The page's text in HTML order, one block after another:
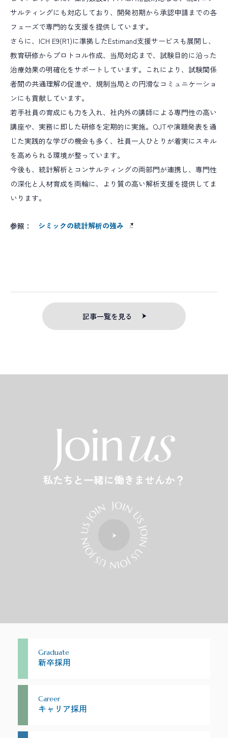
サルティングにも対応しており、開発初期から承認申請までの各
フェーズで専門的な支援を提供しています。
さらに、ICH E9(R1)に準拠したEstimand支援サービスも展開し、
教育研修からプロトコル作成、当局対応まで、試験目的に沿った
治療効果の明確化をサポートしています。これにより、試験関係
者間の共通理解の促進や、規制当局との円滑なコミュニケーショ
ンにも貢献しています。
若手社員の育成にも力を入れ、社内外の講師による専門性の高い
講座や、実務に即した研修を定期的に実施。OJTや演題発表を通
じた実践的な学びの機会も多く、社員一人ひとりが着実にスキル
を高められる環境が整っています。
今後も、統計解析とコンサルティングの両部門が連携し、専門性
の深化と人材育成を両輪に、より質の高い解析支援を提供してま
いります。
参照： シミックの統計解析の強み
記事一覧を見る
私たちと一緒に働きませんか？
Graduate
新卒採用
Career
キャリア採用